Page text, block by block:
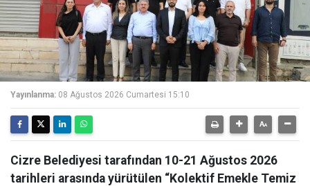
Yayınlanma: 08 Ağustos 2026 Cumartesi 15:10
Cizre Belediyesi tarafından 10-21 Ağustos 2026
tarihleri arasında yürütülen “Kolektif Emekle Temiz